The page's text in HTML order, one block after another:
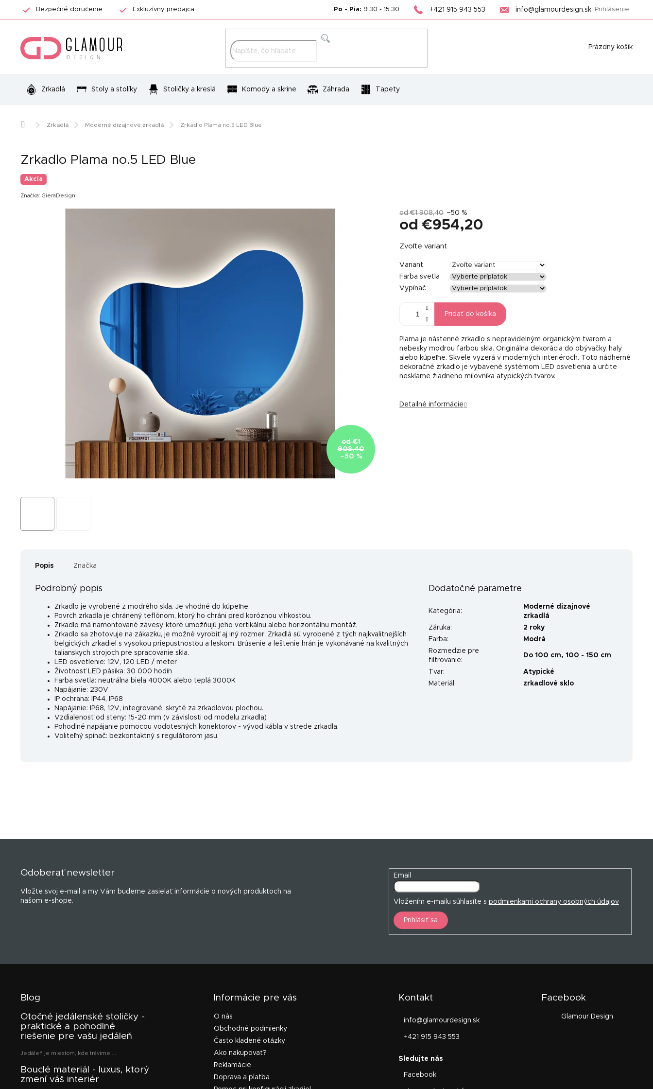
Bezpečné doručenie Exkluzívny predajca Po - Pia: 9:30 - 15:30 +421 915 943 553 info@glamourdesign.sk Prihlásenie
Nákupný
Prázdny košík
Zrkadlá Stoly a stolíky Stoličky a kreslá Komody a skrine Záhrada Tapety
DomovZrkadlá Moderné dizajnové zrkadlá Zrkadlo Plama no.5 LED Blue
Zrkadlo Plama no.5 LED Blue
Akcia
Značka: GieraDesign
od €1
908,40
–50 %
od €1 908,40 –50 %
od €954,20
cena:
Zvoľte variant
Variant
Farba svetla
Vypínač
Pridať do košíka
Plama je nástenné zrkadlo s nepravidelným organickým tvarom a
nebesky modrou farbou skla. Originálna dekorácia do obývačky, haly
alebo kúpeľne. Skvele vyzerá v moderných interiéroch. Toto nádherné
dekoračné zrkadlo je vybavené systémom LED osvetlenia a určite
nesklame žiadneho milovníka atypických tvarov.
Detailné informácie
Popis Značka
Podrobný popis
Zrkadlo je vyrobené z modrého skla. Je vhodné do kúpeľne.
Povrch zrkadla je chránený teflónom, ktorý ho chráni pred koróznou vlhkosťou.
Zrkadlo má namontované závesy, ktoré umožňujú jeho vertikálnu alebo horizontálnu montáž.
Zrkadlo sa zhotovuje na zákazku, je možné vyrobiť aj iný rozmer. Zrkadlá sú vyrobené z tých najkvalitnejších
belgických zrkadiel s vysokou priepustnosťou a leskom. Brúsenie a leštenie hrán je vykonávané na kvalitných
talianskych strojoch pre spracovanie skla.
LED osvetlenie: 12V, 120 LED / meter
Životnosť LED pásika: 30 000 hodín
Farba svetla: neutrálna biela 4000K alebo teplá 3000K
Napájanie: 230V
IP ochrana: IP44, IP68
Napájanie: IP68, 12V, integrované, skryté za zrkadlovou plochou.
Vzdialenosť od steny: 15-20 mm (v závislosti od modelu zrkadla)
Pohodlné napájanie pomocou vodotesných konektorov - vývod kábla v strede zrkadla.
Voliteľný spínač: bezkontaktný s regulátorom jasu.
Dodatočné parametre
Kategória:
Moderné dizajnové
zrkadlá
Záruka:
2 roky
Farba:
Modrá
Rozmedzie pre
filtrovanie:
Do 100 cm,100 - 150 cm
Tvar:
Atypické
Materiál : zrkadlové sklo
Odoberať newsletter
Vložte svoj e-mail a my Vám budeme zasielať informácie o nových produktoch na
našom e-shope.
Email
Vložením e-mailu súhlasíte s podmienkami ochrany osobných údajov
Prihlásiť sa
Blog
Otočné jedálenské stoličky -
praktické a pohodlné
riešenie pre vašu jedáleň
Jedáleň je miestom, kde trávime ...
Bouclé materiál - luxus, ktorý
zmení váš interiér
Informácie pre vás
O nás
Obchodné podmienky
Často kladené otázky
Ako nakupovať?
Reklamácie
Doprava a platba
Kontakt
info@glamourdesign.sk
+421 915 943 553
Facebook
Facebook
Glamour Design